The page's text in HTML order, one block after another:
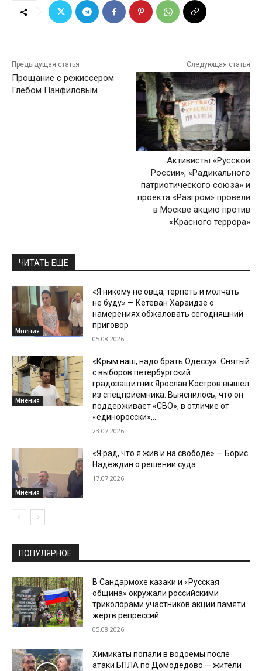
Предыдущая статья
Прощание с режиссером
Глебом Панфиловым
Следующая статья
Активисты «Русской
России», «Радикального
патриотического союза» и
проекта «Разгром» провели
в Москве акцию против
«Красного террора»
ЧИТАТЬ ЕЩЕ
Мнения
«Я никому не овца, терпеть и молчать
не буду» — Кетеван Хараидзе о
намерениях обжаловать сегодняшний
приговор
05.08.2026
Мнения
«Крым наш, надо брать Одессу». Снятый
с выборов петербургский
градозащитник Ярослав Костров вышел
из спецприемника. Выяснилось, что он
поддерживает «СВО», в отличие от
«единоросски»,...
23.07.2026
Мнения
«Я рад, что я жив и на свободе» — Борис
Надеждин о решении суда
17.07.2026
ПОПУЛЯРНОЕ
В Сандармохе казаки и «Русская
община» окружали российскими
триколорами участников акции памяти
жертв репрессий
05.08.2026
Химикаты попали в водоемы после
атаки БПЛА по Домодедово — жители